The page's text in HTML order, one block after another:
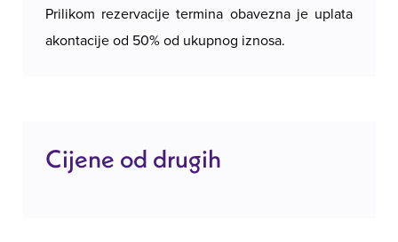
Prilikom rezervacije termina obavezna je uplata
akontacije od 50% od ukupnog iznosa.
Cijene od drugih